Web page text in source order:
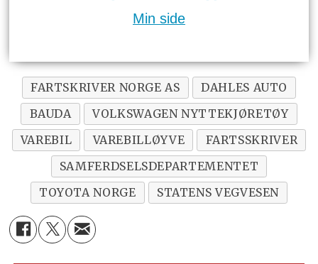
Min side
FARTSKRIVER NORGE AS
DAHLES AUTO
BAUDA
VOLKSWAGEN NYTTEKJØRETØY
VAREBIL
VAREBILLØYVE
FARTSSKRIVER
SAMFERDSELSDEPARTEMENTET
TOYOTA NORGE
STATENS VEGVESEN